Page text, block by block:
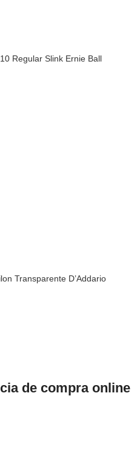
Regular Slink Ernie Ball
Transparente D’Addario
de compra online